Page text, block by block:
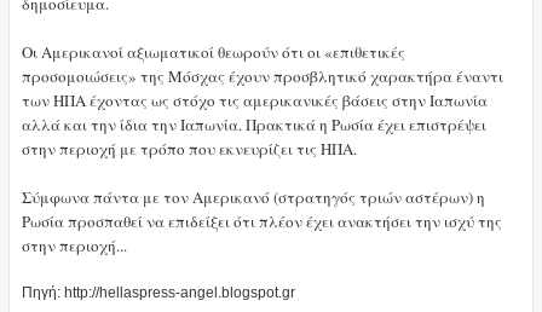
Οι Αμερικανοί αξιωματικοί θεωρούν ότι οι «επιθετικές
προσομοιώσεις» της Μόσχας έχουν προσβλητικό χαρακτήρα έναντι
των ΗΠΑ έχοντας ως στόχο τις αμερικανικές βάσεις στην Ιαπωνία
αλλά και την ίδια την Ιαπωνία. Πρακτικά η Ρωσία έχει επιστρέψει
στην περιοχή με τρόπο που εκνευρίζει τις ΗΠΑ.
Σύμφωνα πάντα με τον Αμερικανό (στρατηγός τριών αστέρων) η
Ρωσία προσπαθεί να επιδείξει ότι πλέον έχει ανακτήσει την ισχύ της
στην περιοχή...
Πηγή: http://hellaspress-angel.blogspot.gr